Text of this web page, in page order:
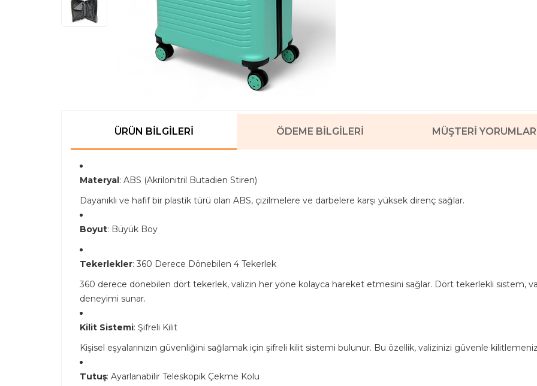
ÜRÜN BILGILERI ÖDEME BILGILERI MÜŞTERI YORUMLARI
Materyal : ABS (Akrilonitril Butadien Stiren)
Dayanıklı ve hafif bir plastik türü olan ABS, çizilmelere ve darbelere karşı yüksek direnç sağlar.
Boyut: Büyük Boy
Tekerlekler: 360 Derece Dönebilen 4 Tekerlek
360 derece dönebilen dört tekerlek, valizin her yöne kolayca hareket etmesini sağlar. Dört tekerlekli sistem,
deneyimi sunar.
Kilit Sistemi: Şifreli Kilit
Kişisel eşyalarınızın güvenliğini sağlamak için şifreli kilit sistemi bulunur. Bu özellik, valizinizi güvenle
Tutuş: Ayarlanabilir Teleskopik Çekme Kolu